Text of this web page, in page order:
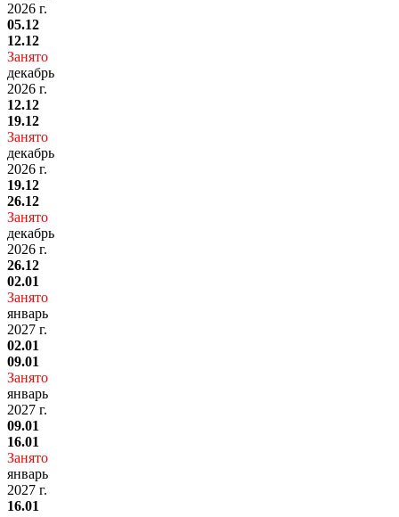
2026 г.
05.12
12.12
Занято
декабрь
2026 г.
12.12
19.12
Занято
декабрь
2026 г.
19.12
26.12
Занято
декабрь
2026 г.
26.12
02.01
Занято
январь
2027 г.
02.01
09.01
Занято
январь
2027 г.
09.01
16.01
Занято
январь
2027 г.
16.01